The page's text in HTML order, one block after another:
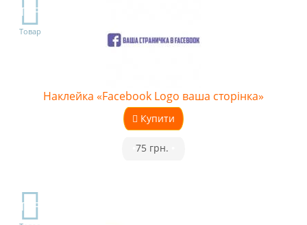
TOP
Товар
Наклейка «Facebook Logo ваша сторінка»
Купити
75 грн.
TOP